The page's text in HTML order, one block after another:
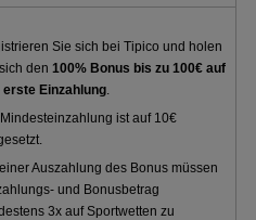
Sie sich bei Tipico und holen
den100% Bonus bis zu 100€ auf
erste Einzahlung.
ist auf 10€
Auszahlung des Bonus müssen
und Bonusbetrag
3x auf Sportwetten zu